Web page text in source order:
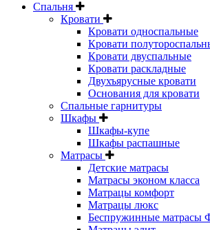
Спальня
Кровати
Кровати односпальные
Кровати
Кровати двуспальные
Кровати раскладные
Двухъярусные кровати
Основания для кровати
Спальные гарнитуры
Шкафы
Шкафы-купе
Шкафы распашные
Матрасы
Детские матрасы
Матрасы эконом класса
Матрацы комфорт
Матрацы люкс
Беспружинные матрасы